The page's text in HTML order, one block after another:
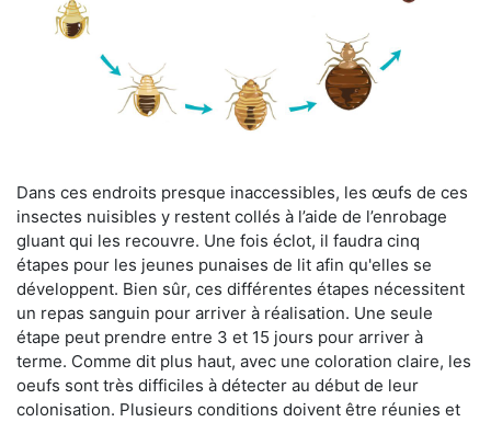
Dans ces endroits presque inaccessibles, les œufs de ces
insectes nuisibles y restent collés à l’aide de l’enrobage
gluant qui les recouvre. Une fois éclot, il faudra cinq
étapes pour les jeunes punaises de lit afin qu'elles se
développent. Bien sûr, ces différentes étapes nécessitent
un repas sanguin pour arriver à réalisation. Une seule
étape peut prendre entre 3 et 15 jours pour arriver à
terme. Comme dit plus haut, avec une coloration claire, les
oeufs sont très difficiles à détecter au début de leur
colonisation. Plusieurs conditions doivent être réunies et